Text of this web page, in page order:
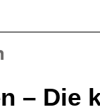
– Die